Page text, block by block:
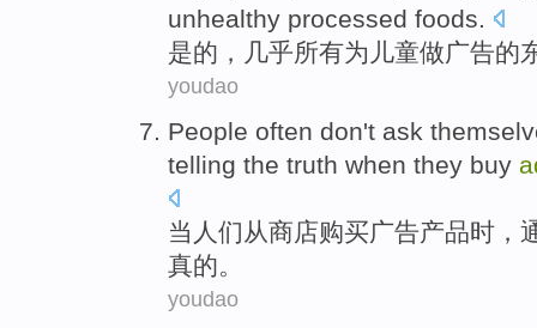
unhealthy processed foods.
是的 ， 几乎所有为 儿童做广告的
youdao
People often don't ask
telling the truth when they buy
当 人们 从商店购买广告产品时，
真的。
youdao